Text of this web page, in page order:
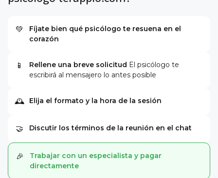
💚
Fíjate bien qué psicólogo te resuena en el
corazón
📱 Rellene una breve solicitud El psicólogo te
escribirá al mensajero lo antes posible
🕰 Elija el formato y la hora de la sesión
🤝 Discutir los términos de la reunión en el chat
🎉
Trabajar con un especialista y pagar
directamente